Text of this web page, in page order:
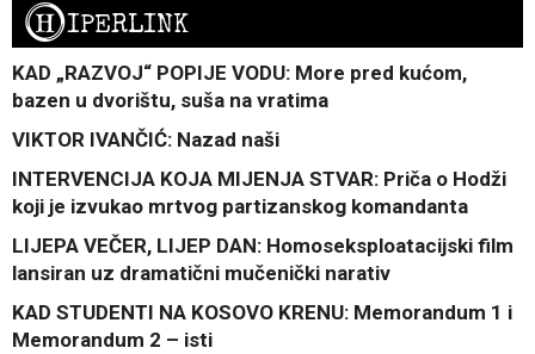
HIPERLINK
KAD „RAZVOJ“ POPIJE VODU: More pred kućom,
bazen u dvorištu, suša na vratima
VIKTOR IVANČIĆ: Nazad naši
INTERVENCIJA KOJA MIJENJA STVAR: Priča o Hodži
koji je izvukao mrtvog partizanskog komandanta
LIJEPA VEČER, LIJEP DAN: Homoseksploatacijski film
lansiran uz dramatični mučenički narativ
KAD STUDENTI NA KOSOVO KRENU: Memorandum 1 i
Memorandum 2 – isti